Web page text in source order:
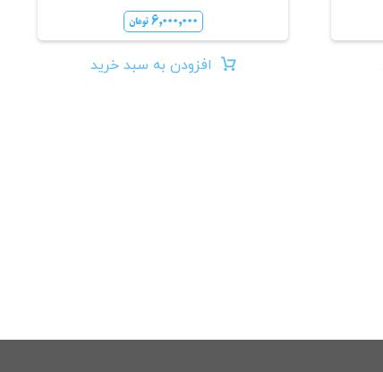
۶,۰۰۰,۰۰۰ تومان
افزودن به سبد خرید